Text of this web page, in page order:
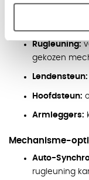
Rugleuning:
gekozen
Lendensteun:
Hoofdsteun:
Armleggers:
Mechanisme-
Auto-
rugleuning